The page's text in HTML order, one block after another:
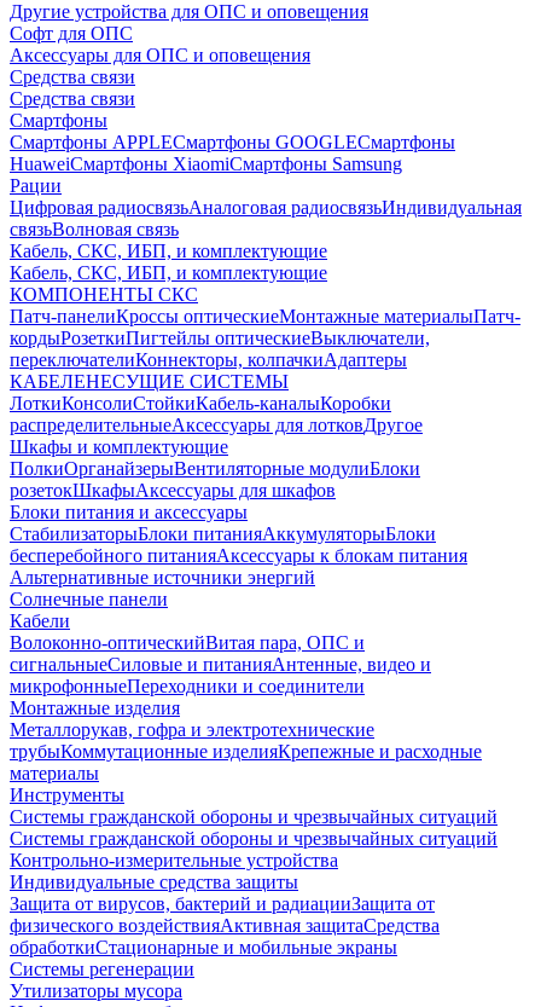
Другие устройства для ОПС и оповещения
Софт для ОПС
Аксессуары для ОПС и оповещения
Средства связи
Средства связи
Смартфоны
Смартфоны APPLEСмартфоны GOOGLEСмартфоны
HuaweiСмартфоны XiaomiСмартфоны Samsung
Рации
Цифровая радиосвязьАналоговая радиосвязьИндивидуальная
связьВолновая связь
Кабель, СКС, ИБП, и комплектующие
Кабель, СКС, ИБП, и комплектующие
КОМПОНЕНТЫ СКС
Патч-панелиКроссы оптическиеМонтажные материалыПатч-
кордыРозеткиПигтейлы оптическиеВыключатели,
переключателиКоннекторы, колпачкиАдаптеры
КАБЕЛЕНЕСУЩИЕ СИСТЕМЫ
ЛоткиКонсолиСтойкиКабель-каналыКоробки
распределительныеАксессуары для лотковДругое
Шкафы и комплектующие
ПолкиОрганайзерыВентиляторные модулиБлоки
розетокШкафыАксессуары для шкафов
Блоки питания и аксессуары
СтабилизаторыБлоки питанияАккумуляторыБлоки
бесперебойного питанияАксессуары к блокам питания
Альтернативные источники энергий
Солнечные панели
Кабели
Волоконно-оптическийВитая пара, ОПС и
сигнальныеСиловые и питанияАнтенные, видео и
микрофонныеПереходники и соединители
Монтажные изделия
Металлорукав, гофра и электротехнические
трубыКоммутационные изделияКрепежные и расходные
материалы
Инструменты
Системы гражданской обороны и чрезвычайных ситуаций
Системы гражданской обороны и чрезвычайных ситуаций
Контрольно-измерительные устройства
Индивидуальные средства защиты
Защита от вирусов, бактерий и радиацииЗащита от
физического воздействияАктивная защитаСредства
обработкиСтационарные и мобильные экраны
Системы регенерации
Утилизаторы мусора